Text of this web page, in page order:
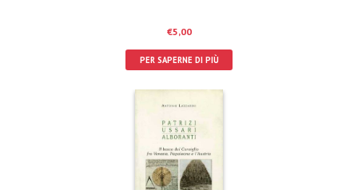
€5,00
PER SAPERNE DI PIÙ